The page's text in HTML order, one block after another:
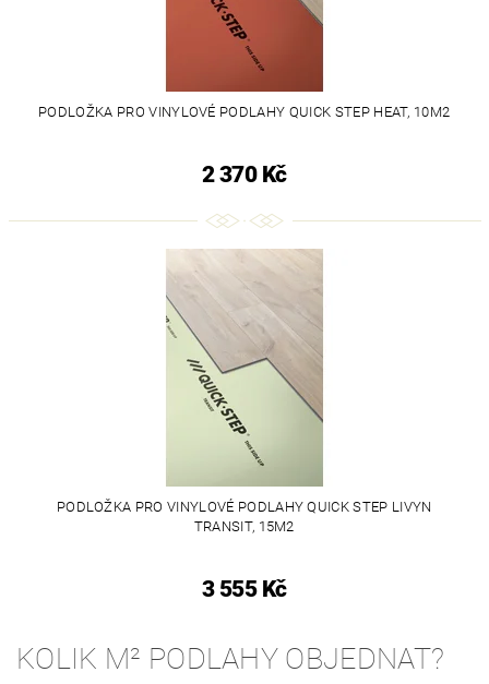
PODLOŽKA PRO VINYLOVÉ PODLAHY QUICK STEP HEAT, 10M2
2 370 Kč
PODLOŽKA PRO VINYLOVÉ PODLAHY QUICK STEP LIVYN
TRANSIT, 15M2
3 555 Kč
KOLIK M² PODLAHY OBJEDNAT?